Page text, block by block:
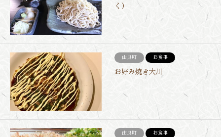
く）
由良町 お食事
お好み焼き大川
由良町 お食事